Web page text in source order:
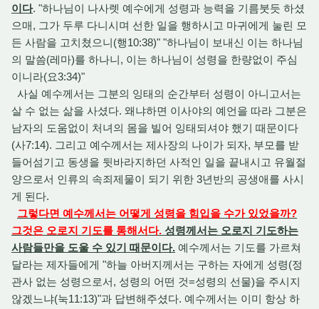
이다. "하나님이 나사렛 예수에게 성령과 능력을 기름붓듯 하셨
으매, 그가 두루 다니시며 선한 일을 행하시고 마귀에게 눌린 모
든 사람을 고치쳤으니(행10:38)" "하나님이 보내신 이는 하나님
의 말씀(레마)를 하나니, 이는 하나님이 성령을 한량없이 주심
이니라(요3:34)"
사실 예수께서는 그분의 잉태의 순간부터 성령이 아니고서는
살 수 없는 삶을 사셨다. 왜냐하면 이사야의 예언을 따라 그분은
남자의 도움없이 처녀의 몸을 빌어 잉태되셔야 했기 때문이다
(사7:14). 그리고 예수께서는 제사장의 나이가 되자, 부모를 받
들어섬기고 동생을 뒷바라지하던 사적인 일을 끝내시고 유월절
양으로서 인류의 속죄제물이 되기 위한 3년반의 공생애를 사시
게 된다.
그렇다면 예수께서는 어떻게 성령을 힘입을 수가 있었을까?
그것은 오로지 기도를 통해서다. 성령께서는 오로지 기도하는
사람들만을 도울 수 있기 때문이다. 예수께서는 기도를 가르쳐
달라는 제자들에게 "하늘 아버지께서는 구하는 자에게 성령(정
관사 없는 성령으로서, 성령의 어떤 것=성령의 선물)을 주시지
않겠느냐(눅11:13)"과 답변해주셨다. 예수께서는 이미 항상 하